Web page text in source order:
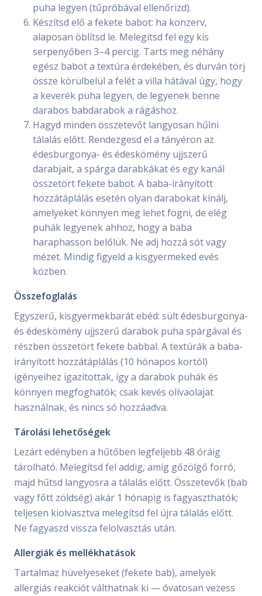
puha legyen (tűpróbával ellenőrizd).
Készítsd elő a fekete babot: ha konzerv,
alaposan öblítsd le. Melegítsd fel egy kis
serpenyőben 3–4 percig. Tarts meg néhány
egész babot a textúra érdekében, és durván törj
össze körülbelül a felét a villa hátával úgy, hogy
a keverék puha legyen, de legyenek benne
darabos babdarabok a rágáshoz.
Hagyd minden összetevőt langyosan hűlni
tálalás előtt. Rendezgesd el a tányéron az
édesburgonya- és édeskömény ujjszerű
darabjait, a spárga darabkákat és egy kanál
összetört fekete babot. A baba-irányított
hozzátáplálás esetén olyan darabokat kínálj,
amelyeket könnyen meg lehet fogni, de elég
puhák legyenek ahhoz, hogy a baba
haraphasson belőlük. Ne adj hozzá sót vagy
mézet. Mindig figyeld a kisgyermeked evés
közben.
Összefoglalás
Egyszerű, kisgyermekbarát ebéd: sült édesburgonya-
és édeskömény ujjszerű darabok puha spárgával és
részben összetört fekete babbal. A textúrák a baba-
irányított hozzátáplálás (10 hónapos kortól)
igényeihez igazítottak, így a darabok puhák és
könnyen megfoghatók; csak kevés olívaolajat
használnak, és nincs só hozzáadva.
Tárolási lehetőségek
Lezárt edényben a hűtőben legfeljebb 48 óráig
tárolható. Melegítsd fel addig, amíg gőzölgő forró,
majd hűtsd langyosra a tálalás előtt. Összetevők (bab
vagy főtt zöldség) akár 1 hónapig is fagyaszthatók;
teljesen kiolvasztva melegítsd fel újra tálalás előtt.
Ne fagyaszd vissza felolvasztás után.
Allergiák és mellékhatások
Tartalmaz hüvelyeseket (fekete bab), amelyek
allergiás reakciót válthatnak ki — óvatosan vezess